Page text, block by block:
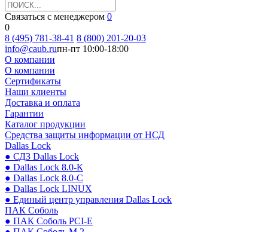
Связаться с менеджером 0
0
8 (495) 781-38-41 8 (800) 201-20-03
info@caub.ruпн-пт 10:00-18:00
О компании
О компании
Сертификаты
Наши клиенты
Доставка и оплата
Гарантии
Каталог продукции
Средства защиты информации от НСД
Dallas Lock
● СДЗ Dallas Lock
● Dallas Lock 8.0-К
● Dallas Lock 8.0-С
● Dallas Lock LINUX
● Единый центр управления Dallas Lock
ПАК Соболь
● ПАК Соболь PCI-E